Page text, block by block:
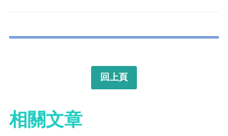
回上頁
相關文章